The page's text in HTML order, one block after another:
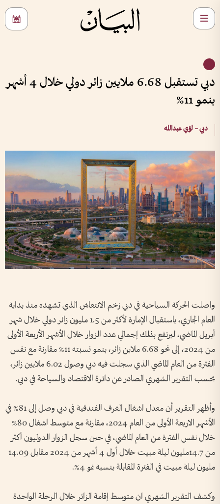
دبي تستقبل 6.68 ملايين زائر دولي خلال 4 أشهر
بنمو 11%
دبي – لؤي عبدالله
واصلت الحركة السياحية في دبي زخم الانتعاش الذي تشهده منذ بداية
العام الجاري، باستقبال الإمارة لأكثر من 1.5 مليون زائر دولي خلال شهر
أبريل الماضي، ليرتفع بذلك إجمالي عدد الزوار خلال الأشهر الأربعة الأولى
من 2024، إلى نحو 6.68 ملاين زائر، بنمو نسبته 11% مقارنة مع نفس
الفترة من العام الماضي الذي سجلت فيه دبي وصول 6.02 ملايين زائر،
بحسب التقرير الشهري الصادر عن دائرة الاقتصاد والسياحة في دبي.
وأظهر التقرير أن معدل اشغال الغرف الفندقية في دبي وصل إلى 81% في
الأشهر الاربعة الأولى من العام 2024، مقارنة مع متوسط اشغال 80%
خلال نفس الفترة من العام الماضي، في حين سجل الزوار الدوليون أكثر
من 14.7مليون ليلة مبيت خلال أول 4 أشهر من 2024 مقابل 14.09
مليون ليلة مبيت في الفترة المقابلة بنسبة نمو 4%.
وكشف التقرير الشهري ان متوسط إقامة الزائر خلال الرحلة الواحدة